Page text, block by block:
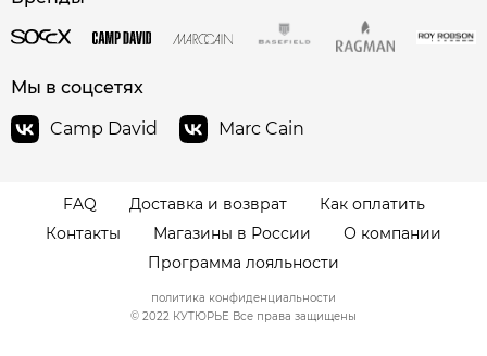
Мы в соцсетях
Camp David
Marc Cain
FAQ Доставка и возврат
Как оплатить
Контакты
Магазины в России
О компании
Программа лояльности
© 2022 КУТЮРЬЕ Все права защищены
политика конфиденциальности